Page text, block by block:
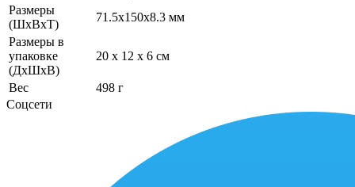
Размеры
(ШхВхТ)
71.5x150x8.3 мм
Размеры в
упаковке
(ДхШхВ)
20 x 12 x 6 см
Вес
498 г
Соцсети